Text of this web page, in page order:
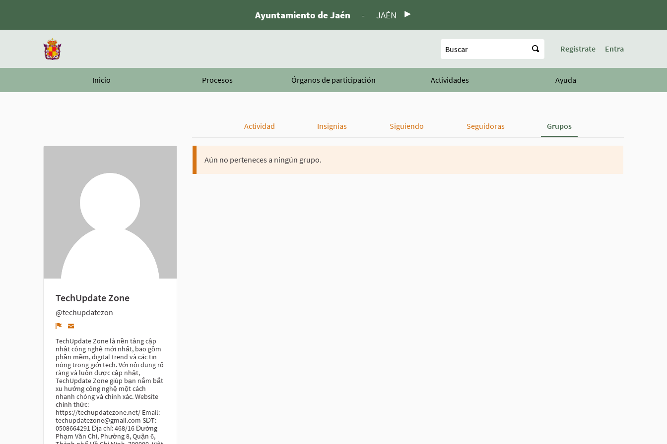
Ayuntamiento de Jaén - JAÉN
Regístrate Entra
Inicio Procesos Órganos de participación Actividades Ayuda
Actividad Insignias Siguiendo Seguidoras Grupos
TechUpdate Zone
@techupdatezon
Denunciar
TechUpdate Zone là nền tảng cập
nhật công nghệ mới nhất, bao gồm
phần mềm, digital trend và các tin
nóng trong giới tech. Với nội dung rõ
ràng và luôn được cập nhật,
TechUpdate Zone giúp bạn nắm bắt
xu hướng công nghệ một cách
nhanh chóng và chính xác. Website
chính thức:
https://techupdatezone.net/ Email:
techupdatezone@gmail.com SĐT:
0508664291 Địa chỉ: 468/16 Đường
Phạm Văn Chí, Phường 8, Quận 6,
Aún no perteneces a ningún grupo.